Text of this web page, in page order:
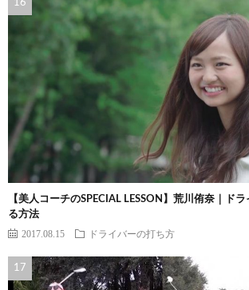
【美人コーチのSPECIAL LESSON】荒川侑奈｜ド
る方法
2017.08.15 ドライバーの打ち方